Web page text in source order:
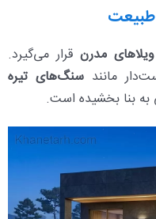
طبیعت
مدرنقرار می‌گیرد.
مانند سنگ‌های تیره
بنا بخشیده است.